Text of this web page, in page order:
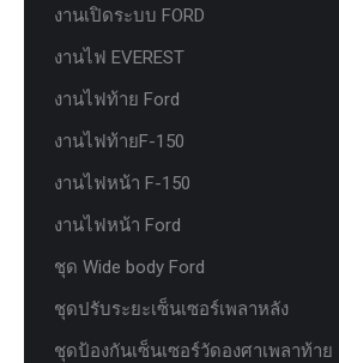
งานเปิดระบบ FORD
งานไฟ EVEREST
งานไฟท้าย Ford
งานไฟท้ายF-150
งานไฟหน้า F-150
งานไฟหน้า Ford
ชุด Wide body Ford
ชุดปรับระยะเซ็นเซอร์เพลาหลัง
ชุดป้องกันเซ็นเซอร์วัดองศาเพลาท้าย